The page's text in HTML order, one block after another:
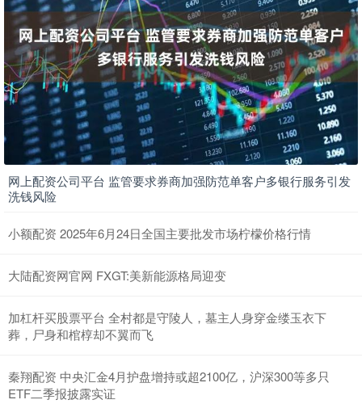
网上配资公司平台 监管要求券商加强防范单客户多银行服务引发
洗钱风险
小额配资 2025年6月24日全国主要批发市场柠檬价格行情
大陆配资网官网 FXGT:美新能源格局迎变
加杠杆买股票平台 全村都是守陵人，墓主人身穿金缕玉衣下
葬，尸身和棺椁却不翼而飞
秦翔配资 中央汇金4月护盘增持或超2100亿，沪深300等多只
ETF二季报披露实证